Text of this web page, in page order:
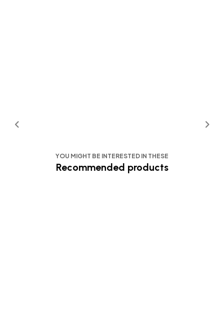
YOU MIGHT BE INTERESTED IN THESE
Recommended products